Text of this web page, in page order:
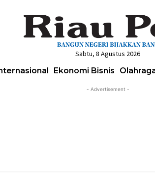
Sabtu, 8 Agustus 2026
Ekonomi Bisnis
- Advertisement -